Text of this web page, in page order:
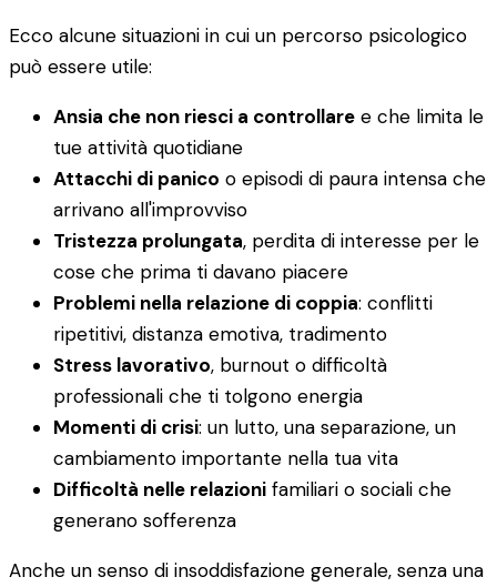
Ecco alcune situazioni in cui un percorso psicologico
può essere utile:
Ansia che non riesci a controllare e che limita le
tue attività quotidiane
Attacchi di panico o episodi di paura intensa che
arrivano all'improvviso
Tristezza prolungata, perdita di interesse per le
cose che prima ti davano piacere
Problemi nella relazione di coppia: conflitti
ripetitivi, distanza emotiva, tradimento
Stress lavorativo, burnout o difficoltà
professionali che ti tolgono energia
Momenti di crisi: un lutto, una separazione, un
cambiamento importante nella tua vita
Difficoltà nelle relazioni familiari o sociali che
generano sofferenza
Anche un senso di insoddisfazione generale, senza una